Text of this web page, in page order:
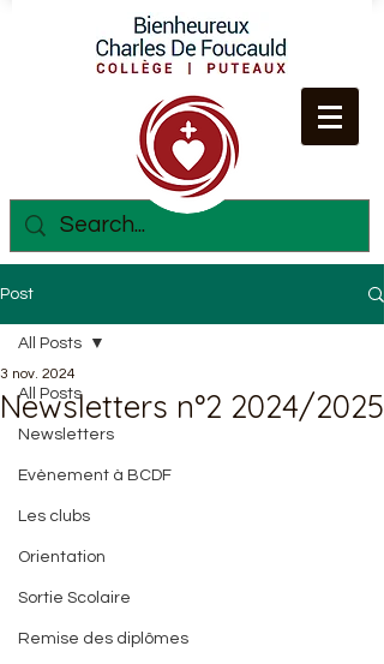
Post
All Posts
Newsletters
Evènement à BCDF
Les clubs
Orientation
Sortie Scolaire
Remise des diplômes
All Posts
Newsletters n°2 2024/2025
3 nov. 2024